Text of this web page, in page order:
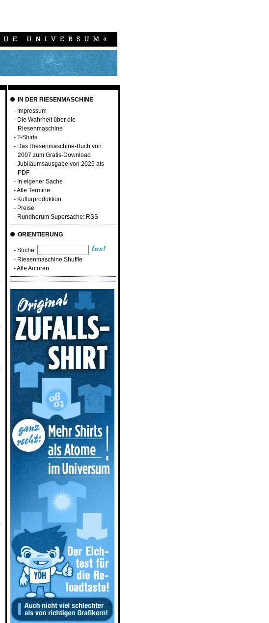
IN DER RIESENMASCHINE
- Impressum
- Die Wahrheit über die
Riesenmaschine
-T-Shirts
- Das Riesenmaschine-Buch von
2007 zum Gratis-Download
-Jubiläumsausgabe von 2025 als
PDF
- In eigener Sache
-Alle Termine
- Kulturproduktion
- Preise
- Rundherum Supersache: RSS
ORIENTIERUNG
- Suche:
- Riesenmaschine Shuffle
-Alle Autoren